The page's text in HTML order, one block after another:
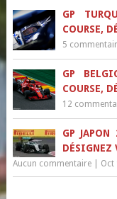
GP
COURSE,
5
GP
COURSE,
12
GP
DÉSIGNEZ
Aucun commentaire| Oct